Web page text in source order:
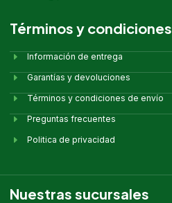
Términos y condiciones
Información de entrega
Garantías y devoluciones
Términos y condiciones de envío
Preguntas frecuentes
Politica de privacidad
Nuestras sucursales